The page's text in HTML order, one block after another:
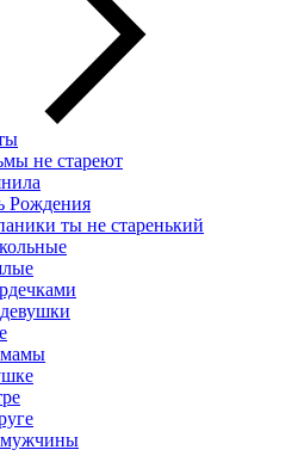
не стареют
Рождения
ты не старенький